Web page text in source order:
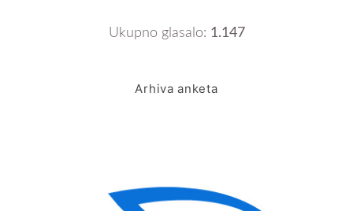
Ukupno glasalo: 1.147
Arhiva anketa